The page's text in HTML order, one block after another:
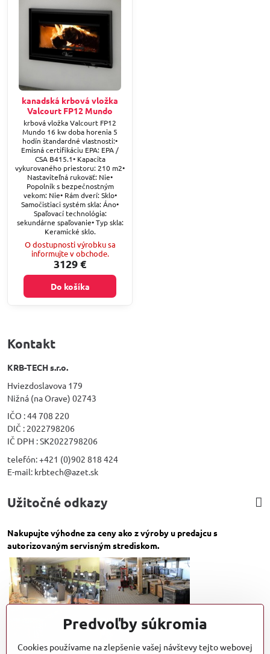
kanadská krbová vložka
Valcourt FP12 Mundo
krbová vložka Valcourt FP12
Mundo 16 kw doba horenia 5
hodín štandardné vlastnosti:•
Emisná certifikáciu EPA: EPA /
CSA B415.1• Kapacita
vykurovaného priestoru: 210 m2•
Nastaviteľná rukoväť: Nie•
Popolník s bezpečnostným
vekom: Nie• Rám dverí: Sklo•
Samočistiaci systém skla: Áno•
Spaľovací technológia:
sekundárne spaľovanie• Typ skla:
Keramické sklo.
O dostupnosti výrobku sa
informujte v obchode.
3129 €
Do košíka
Kontakt
KRB-TECH s.r.o.
Hviezdoslavova 179
Nižná (na Orave) 02743
IČO : 44 708 220
DIČ : 2022798206
IČ DPH : SK2022798206
telefón: +421 (0)902 818 424
E-mail: krbtech@azet.sk
Užitočné odkazy
Nakupujte výhodne za ceny ako z výroby u predajcu s
autorizovaným servisným strediskom.
Predvoľby súkromia
Cookies používame na zlepšenie vašej návštevy tejto webovej